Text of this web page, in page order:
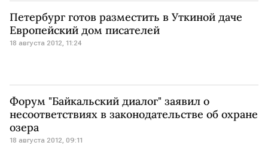
Петербург готов разместить в Уткиной даче
Европейский дом писателей
18 августа 2012, 11:24
Форум "Байкальский диалог" заявил о
несоответствиях в законодательстве об охране
озера
18 августа 2012, 09:11